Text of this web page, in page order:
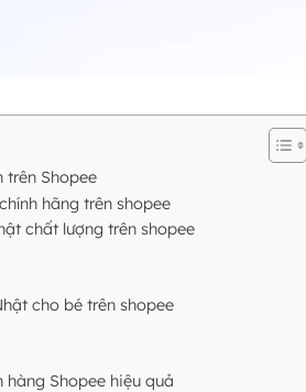
trên Shopee
hãng trên shopee
chất lượng trên shopee
cho bé trên shopee
hàng Shopee hiệu quả